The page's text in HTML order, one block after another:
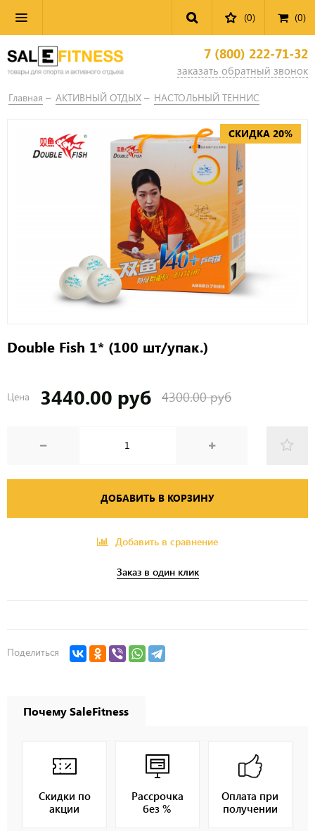
(0) (0)
7 (800) 222-71-32
заказать обратный звонок
Главная АКТИВНЫЙ ОТДЫХ НАСТОЛЬНЫЙ ТЕННИС
СКИДКА 20%
Double Fish 1* (100 шт/упак.)
Цена 3440.00 руб 4300.00 руб
ДОБАВИТЬ В КОРЗИНУ
Добавить в сравнение
Заказ в один клик
Поделиться
Почему SaleFitness
Скидки по
акции
Рассрочка
без %
Оплата при
получении